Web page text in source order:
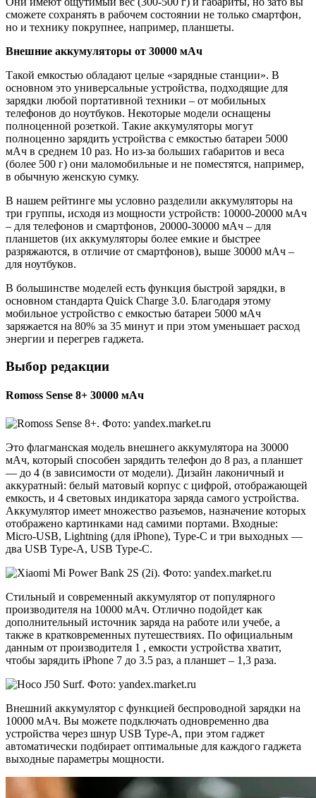
сможете сохранять в рабочем состоянии не только смартфон,
но и технику покрупнее, например, планшеты.
Внешние аккумуляторы от 30000 мАч
Такой емкостью обладают целые «зарядные станции». В
основном это универсальные устройства, подходящие для
зарядки любой портативной техники – от мобильных
телефонов до ноутбуков. Некоторые модели оснащены
полноценной розеткой. Такие аккумуляторы могут
полноценно зарядить устройства с емкостью батареи 5000
мАч в среднем 10 раз. Но из-за больших габаритов и веса
(более 500 г) они маломобильные и не поместятся, например,
в обычную женскую сумку.
В нашем рейтинге мы условно разделили аккумуляторы на
три группы, исходя из мощности устройств: 10000-20000 мАч
– для телефонов и смартфонов, 20000-30000 мАч – для
планшетов (их аккумуляторы более емкие и быстрее
разряжаются, в отличие от смартфонов), выше 30000 мАч –
для ноутбуков.
В большинстве моделей есть функция быстрой зарядки, в
основном стандарта Quick Charge 3.0. Благодаря этому
мобильное устройство с емкостью батареи 5000 мАч
заряжается на 80% за 35 минут и при этом уменьшает расход
энергии и перегрев гаджета.
Выбор редакции
Romoss Sense 8+ 30000 мАч
Это флагманская модель внешнего аккумулятора на 30000
мАч, который способен зарядить телефон до 8 раз, а планшет
— до 4 (в зависимости от модели). Дизайн лаконичный и
аккуратный: белый матовый корпус с цифрой, отображающей
емкость, и 4 световых индикатора заряда самого устройства.
Аккумулятор имеет множество разъемов, назначение которых
отображено картинками над самими портами. Входные:
Micro-USB, Lightning (для iPhone), Type-C и три выходных —
два USB Type-A, USB Type-C.
Стильный и современный аккумулятор от популярного
производителя на 10000 мАч. Отлично подойдет как
дополнительный источник заряда на работе или учебе, а
также в кратковременных путешествиях. По официальным
данным от производителя 1 , емкости устройства хватит,
чтобы зарядить iPhone 7 до 3.5 раз, а планшет – 1,3 раза.
Внешний аккумулятор с функцией беспроводной зарядки на
10000 мАч. Вы можете подключать одновременно два
устройства через шнур USB Type-A, при этом гаджет
автоматически подбирает оптимальные для каждого гаджета
выходные параметры мощности.